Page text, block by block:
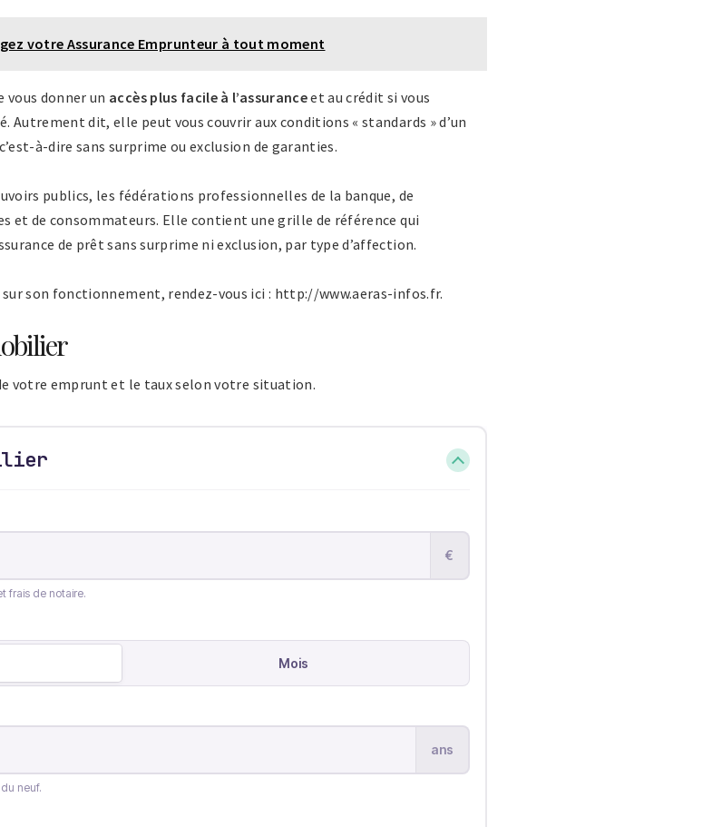
votre Assurance Emprunteur à tout moment
vous donner un accès plus facile à l’assuranceet au crédit si vous
Autrement dit, elle peut vous couvrir aux conditions « standards » d’un
à-dire sans surprime ou exclusion de garanties.
publics, les fédérations professionnelles de la banque, de
et de consommateurs. Elle contient une grille de référence qui
de prêt sans surprime ni exclusion, par type d’affection.
son fonctionnement, rendez-vous ici : http://www.aeras-infos.fr.
votre emprunt et le taux selon votre situation.